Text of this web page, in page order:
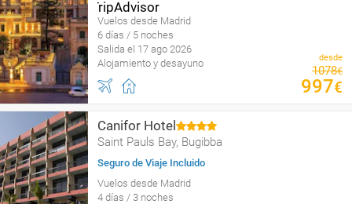
Vuelos desde Madrid
6 días / 5 noches
Salida el 17 ago 2026
Alojamiento y desayuno
desde
1078€
997€
Canifor Hotel
Saint Pauls Bay, Bugibba
Seguro de Viaje Incluido
Vuelos desde Madrid
4 días / 3 noches